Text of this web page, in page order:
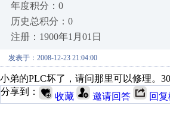
年度积分：0
历史总积分：0
注册：1900年1月01日
发表于：2008-12-23 21:04:00
小弟的PLC坏了，请问那里可以修理。
分享到：
收藏 邀请回答 回